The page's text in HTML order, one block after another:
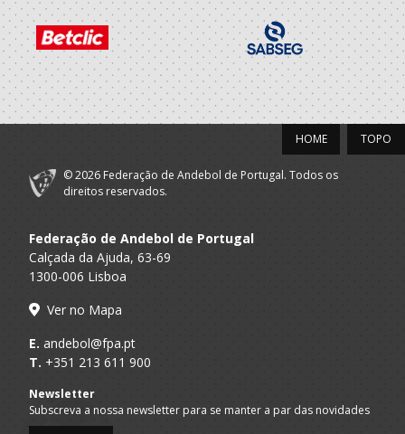
2022/23
A.A. Porto Arb. Regional
Porto A
Praia
AC Lusitanos -
360
SUB 16 M - And Praia
SUB-16 M / SUB-18 M
2021/22
A.A. Porto
Andebol Clube
Os Lusitanos
SUB-14 M / SUB-16 M
A.A. Porto
Os Lusitanos
2019/20
Andebol Clube
TOPO
HOME
© 2026 Federação de Andebol de Portugal. Todos os
direitos reservados.
Federação de Andebol de Portugal
Calçada da Ajuda, 63-69
1300-006 Lisboa
Ver no Mapa
E. andebol@fpa.pt
T. +351 213 611 900
Newsletter
Subscreva a nossa newsletter para se manter a par das novidades